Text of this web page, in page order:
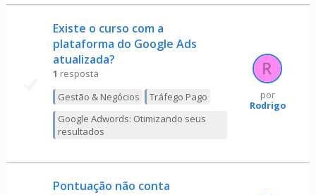
Existe o curso com a
plataforma do Google Ads
atualizada?
1 resposta
Gestão & Negócios
Tráfego Pago
Google Adwords: Otimizando seus
resultados
por
Rodrigo
Pontuação não conta